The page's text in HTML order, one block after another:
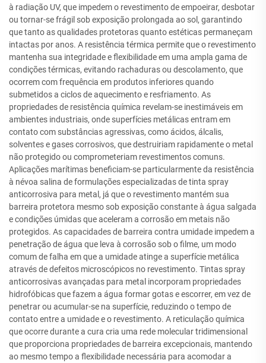
à radiação UV, que impedem o revestimento de empoeirar, desbotar
ou tornar-se frágil sob exposição prolongada ao sol, garantindo
que tanto as qualidades protetoras quanto estéticas permaneçam
intactas por anos. A resistência térmica permite que o revestimento
mantenha sua integridade e flexibilidade em uma ampla gama de
condições térmicas, evitando rachaduras ou descolamento, que
ocorrem com frequência em produtos inferiores quando
submetidos a ciclos de aquecimento e resfriamento. As
propriedades de resistência química revelam-se inestimáveis em
ambientes industriais, onde superfícies metálicas entram em
contato com substâncias agressivas, como ácidos, álcalis,
solventes e gases corrosivos, que destruiriam rapidamente o metal
não protegido ou comprometeriam revestimentos comuns.
Aplicações marítimas beneficiam-se particularmente da resistência
à névoa salina de formulações especializadas de tinta spray
anticorrosiva para metal, já que o revestimento mantém sua
barreira protetora mesmo sob exposição constante à água salgada
e condições úmidas que aceleram a corrosão em metais não
protegidos. As capacidades de barreira contra umidade impedem a
penetração de água que leva à corrosão sob o filme, um modo
comum de falha em que a umidade atinge a superfície metálica
através de defeitos microscópicos no revestimento. Tintas spray
anticorrosivas avançadas para metal incorporam propriedades
hidrofóbicas que fazem a água formar gotas e escorrer, em vez de
penetrar ou acumular-se na superfície, reduzindo o tempo de
contato entre a umidade e o revestimento. A reticulação química
que ocorre durante a cura cria uma rede molecular tridimensional
que proporciona propriedades de barreira excepcionais, mantendo
ao mesmo tempo a flexibilidade necessária para acomodar a